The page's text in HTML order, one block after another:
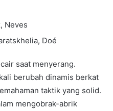
Neves
Doé
saat menyerang.
berubah dinamis berkat
taktik yang solid.
mengobrak-abrik